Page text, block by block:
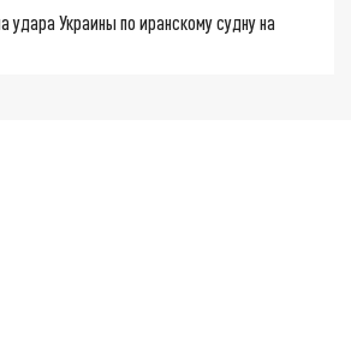
удара Украины по иранскому судну на